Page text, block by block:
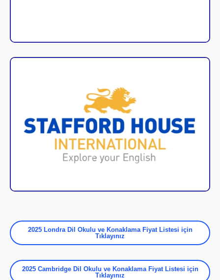
2025 Londra Dil Okulu ve Konaklama Fiyat Listesi için
Tıklayınız
2025 Cambridge Dil Okulu ve Konaklama Fiyat Listesi için
Tıklayınız